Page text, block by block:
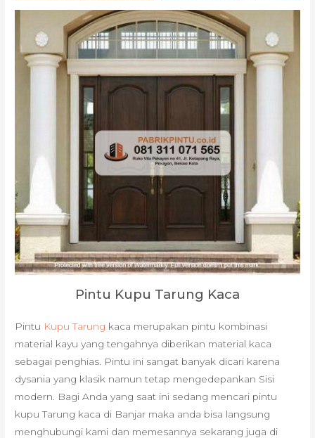
Pintu Kupu Tarung Kaca
Pintu Kupu Tarung kaca merupakan pintu kombinasi
material kayu yang tengahnya diberikan material kaca
sebagai penghias. Pintu ini sangat banyak dicari karena
dysania yang klasik namun tetap mengedepankan Sisi
modern. Bagi Anda yang saat ini sedang mencari pintu
kupu Tarung kaca di Banjar maka anda bisa langsung
menghubungi kami dan memesannya sekarang juga di